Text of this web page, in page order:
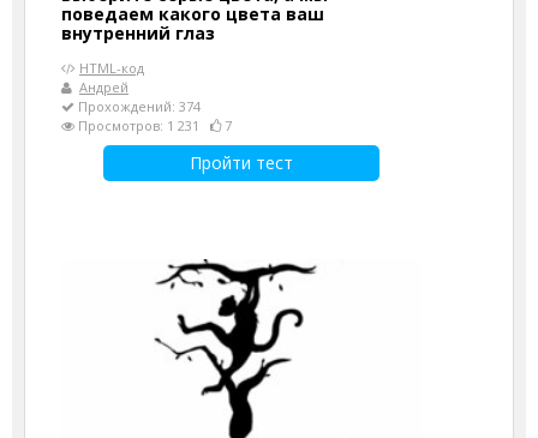
поведаем какого цвета ваш
внутренний глаз
HTML-код
Андрей
Прохождений: 374
Просмотров: 1 231
7
Пройти тест